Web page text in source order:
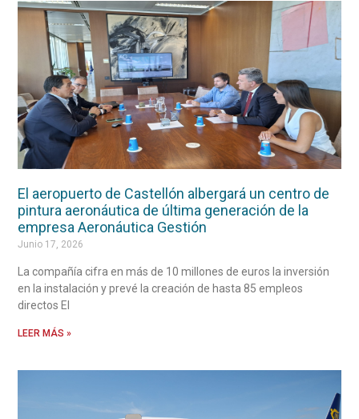
El aeropuerto de Castellón albergará un centro de
pintura aeronáutica de última generación de la
empresa Aeronáutica Gestión
Junio 17, 2026
La compañía cifra en más de 10 millones de euros la inversión
en la instalación y prevé la creación de hasta 85 empleos
directos El
LEER MÁS »